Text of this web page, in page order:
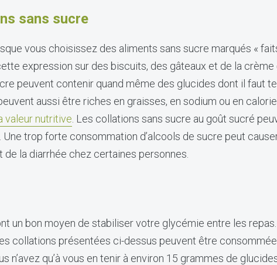
sans sucre
vous choisissez des aliments sans sucre marqués «
expression sur des biscuits, des gâteaux et de la crème
peuvent contenir quand même des glucides dont il faut
aussi être riches en graisses, en sodium ou en
valeur nutritive . Les collations sans sucre au goût sucré
trop forte consommation d’alcools de sucre peut
de la diarrhée chez certaines personnes.
un bon moyen de stabiliser votre glycémie entre les
collations présentées ci-dessus peuvent être
n’avez qu’à vous en tenir à environ 15 grammes de